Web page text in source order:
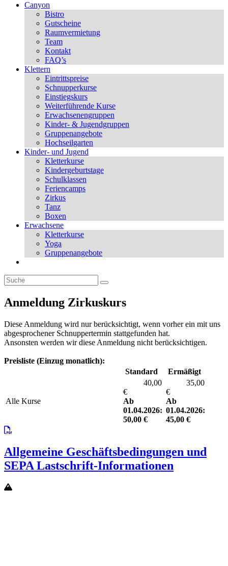
Canyon
Bistro
Gutscheine
Raumvermietung
Team
Kontakt
FAQ’s
Klettern
Eintrittspreise
Schnupperkurse
Einstiegskurs
Weiterführende Kurse
Erwachsenengruppen
Kinder- & Jugendgruppen
Gruppenangebote
Hochseilgarten
Kinder- und Jugend
Kletterkurse
Kindergeburtstage
Schulklassen
Feriencamps
Zirkus
Tanz
Boxen
Erwachsene
Kletterkurse
Yoga
Gruppenangebote
Anmeldung Zirkuskurs
Diese Anmeldung wird nur berücksichtigt, wenn vorher ein mit uns
abgesprochener Schnuppertermin stattgefunden hat.
Ansonsten werden wir diese Anmeldung nicht berücksichtigen.
Preisliste (Einzug monatlich):
Standard
Ermäßigt
Alle Kurse
40,00
€
Ab
01.04.2026:
50,00 €
35,00
€
Ab
01.04.2026:
45,00 €
Allgemeine Geschäftsbedingungen und
SEPA Lastschrift-Informationen